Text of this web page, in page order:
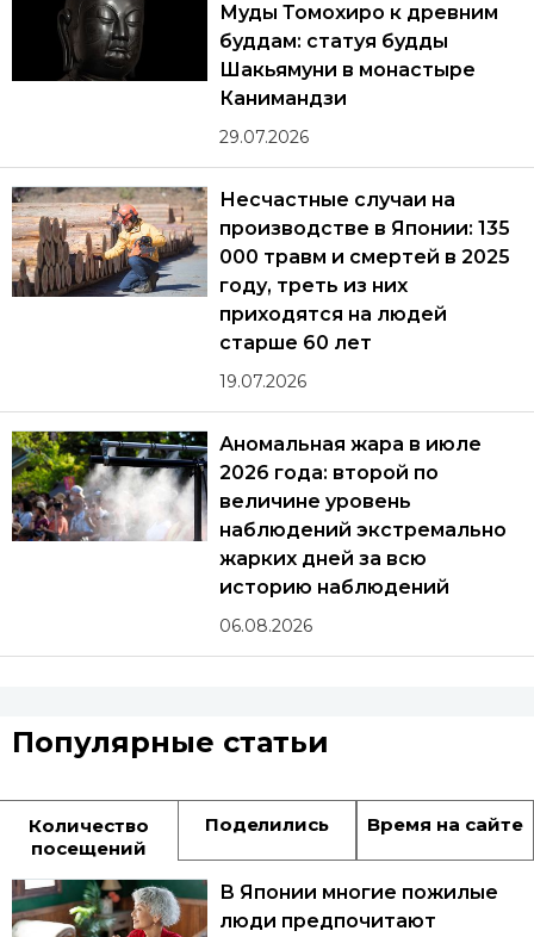
Муды Томохиро к древним
буддам: статуя будды
Шакьямуни в монастыре
Канимандзи
29.07.2026
Несчастные случаи на
производстве в Японии: 135
000 травм и смертей в 2025
году, треть из них
приходятся на людей
старше 60 лет
19.07.2026
Аномальная жара в июле
2026 года: второй по
величине уровень
наблюдений экстремально
жарких дней за всю
историю наблюдений
06.08.2026
Популярные статьи
Количество
посещений
Поделились Время на сайте
В Японии многие пожилые
люди предпочитают